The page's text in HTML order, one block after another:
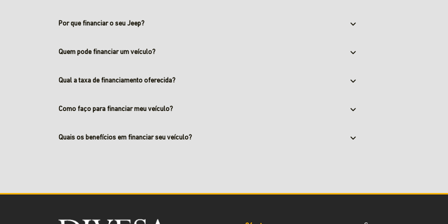
Por que financiar o seu Jeep?
Quem pode financiar um veículo?
Qual a taxa de financiamento oferecida?
Como faço para financiar meu veículo?
Quais os benefícios em financiar seu veículo?